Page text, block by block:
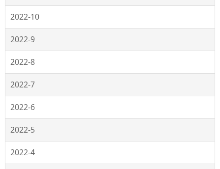
2022-10
2022-9
2022-8
2022-7
2022-6
2022-5
2022-4